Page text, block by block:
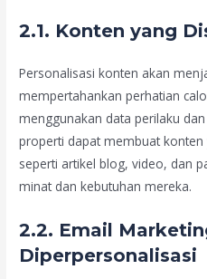
2.1. Konten yang
Personalisasi konten akan
mempertahankan perhatian
menggunakan data perilaku
properti dapat membuat
seperti artikel blog, video, dan
minat dan kebutuhan mereka.
2.2. Email
Diperpersonalisasi